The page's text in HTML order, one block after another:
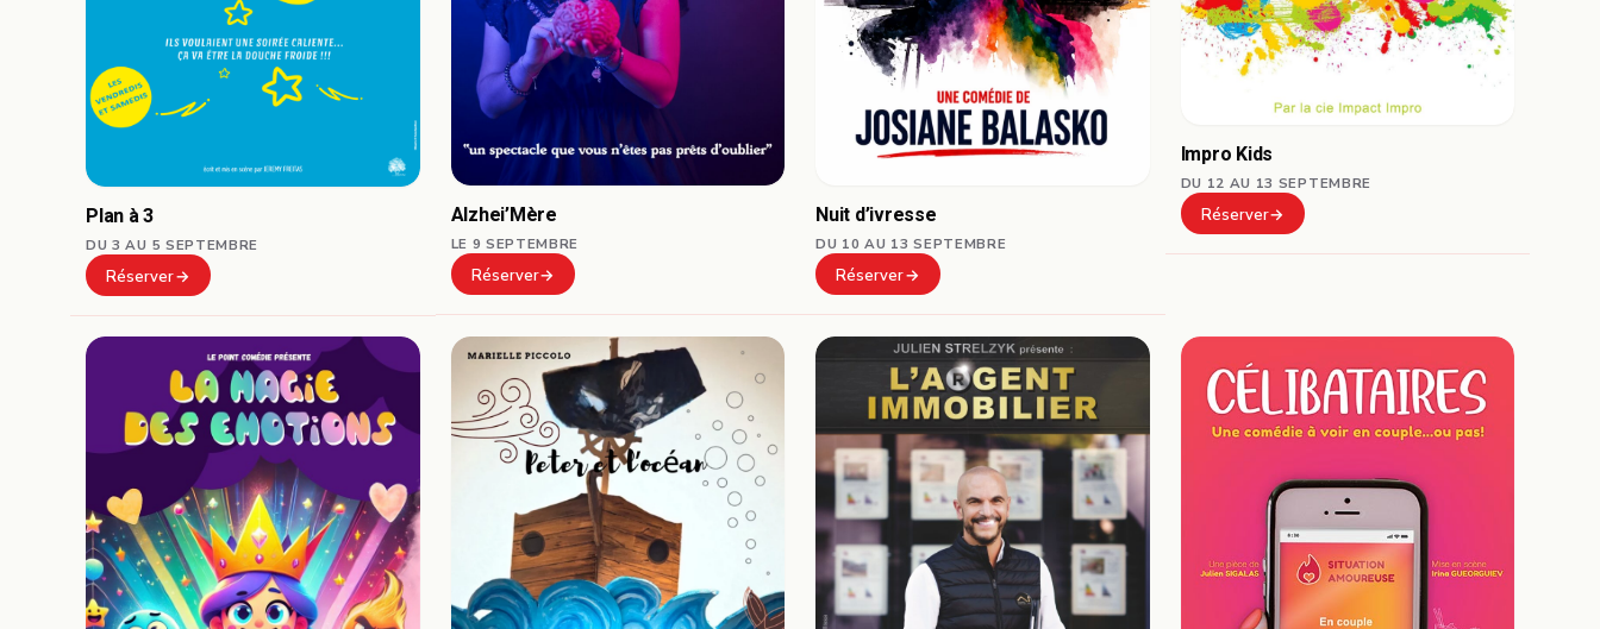
Plan à 3
DU 3 AU 5 SEPTEMBRE
Réserver
Alzhei’Mère
LE 9 SEPTEMBRE
Réserver
Nuit d’ivresse
DU 10 AU 13 SEPTEMBRE
Réserver
Impro Kids
DU 12 AU 13 SEPTEMBRE
Réserver